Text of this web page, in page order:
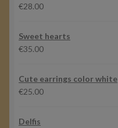
€28.00
Sweet hearts
€35.00
Cute earrings color white
€25.00
Delfis